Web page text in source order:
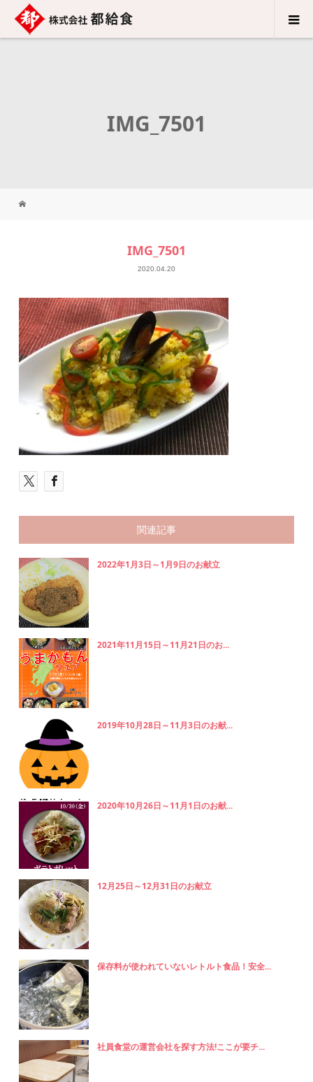
IMG_7501
IMG_7501
2020.04.20
関連記事
2022年1月3日～1月9日のお献立
2021年11月15日～11月21日のお...
2019年10月28日～11月3日のお献...
2020年10月26日～11月1日のお献...
12月25日～12月31日のお献立
保存料が使われていないレトルト食品！安全...
社員食堂の運営会社を探す方法!ここが要チ...